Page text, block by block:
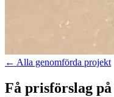
← Alla genomförda projekt
Få prisförslag